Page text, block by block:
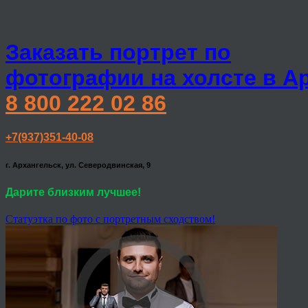
Заказать портрет по
фотографии на холсте в
8 800 222 02 86
+7(937)351-40-08
г. Архангельск, ул. Северодвинская, 9
Дарите близким лучшее!
Статуэтка по фото с портретным сходством!